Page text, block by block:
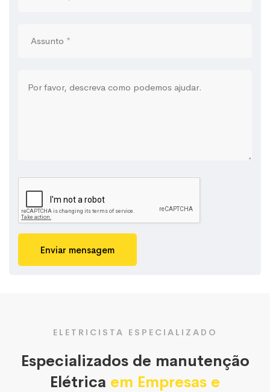
Enviar mensagem
ELETRICISTA ESPECIALIZADO
Especializados de manutenção
Elétrica em Empresas e